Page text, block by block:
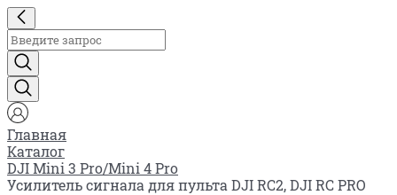
Главная
Каталог
DJI Mini 3 Pro/Mini 4 Pro
Усилитель сигнала для пульта DJI RC2, DJI RC PRO